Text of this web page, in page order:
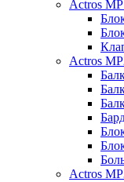
Actros
Actros
Actros